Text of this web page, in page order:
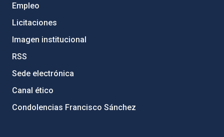
Empleo
Licitaciones
Imagen institucional
RSS
Sede electrónica
Canal ético
Condolencias Francisco Sánchez